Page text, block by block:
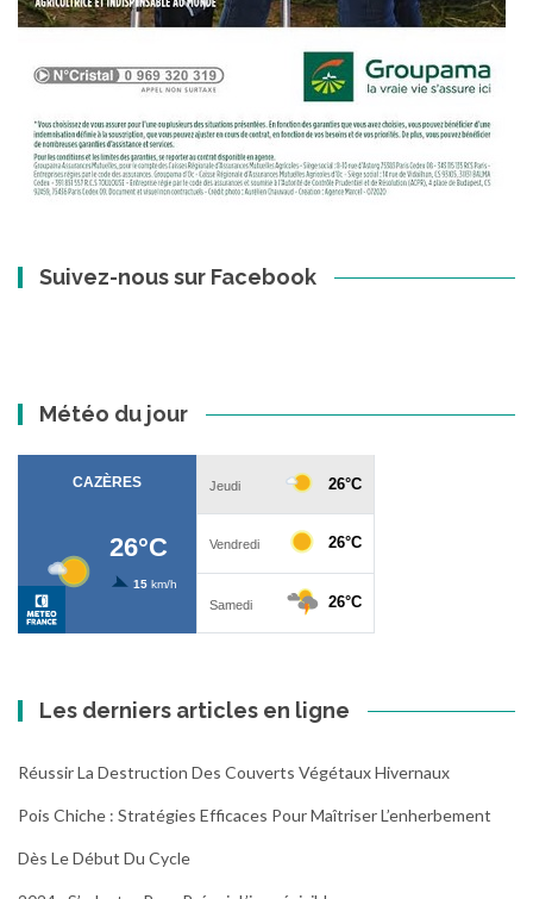
Suivez-nous sur Facebook
Météo du jour
Les derniers articles en ligne
Réussir La Destruction Des Couverts Végétaux Hivernaux
Pois Chiche : Stratégies Efficaces Pour Maîtriser L’enherbement
Dès Le Début Du Cycle